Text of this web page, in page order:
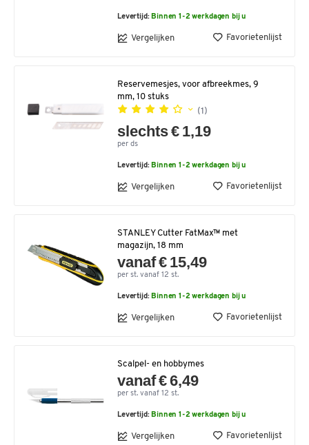
Levertijd: Binnen 1-2 werkdagen bij u
Vergelijken Favorietenlijst
Reservemesjes, voor afbreekmes, 9
mm, 10 stuks
(1)
slechts € 1,19
per ds
Levertijd: Binnen 1-2 werkdagen bij u
Vergelijken Favorietenlijst
STANLEY Cutter FatMax™ met
magazijn, 18 mm
vanaf € 15,49
per st. vanaf 12 st.
Levertijd: Binnen 1-2 werkdagen bij u
Vergelijken Favorietenlijst
Scalpel- en hobbymes
vanaf € 6,49
per st. vanaf 12 st.
Levertijd: Binnen 1-2 werkdagen bij u
Vergelijken Favorietenlijst